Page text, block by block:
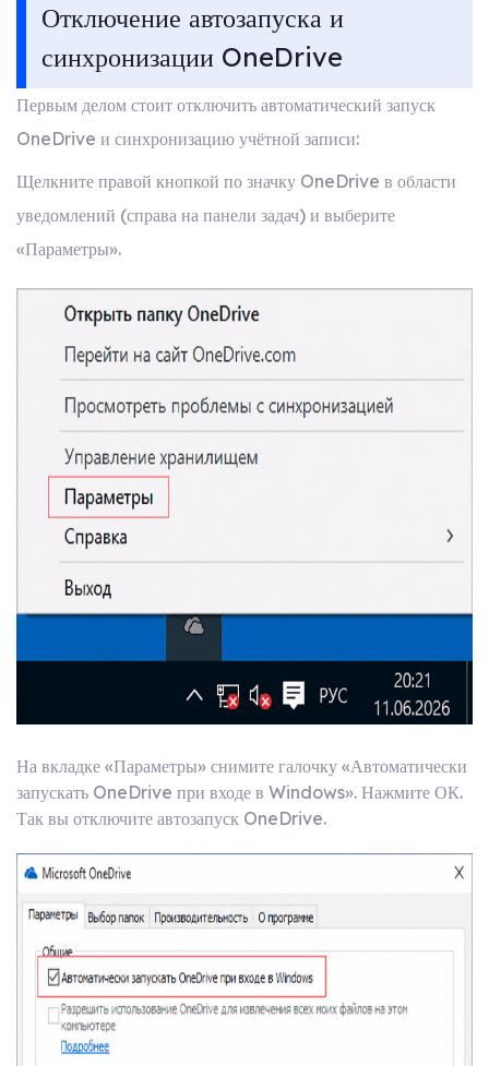
Отключение автозапуска и
синхронизации OneDrive
Первым делом стоит отключить автоматический запуск
OneDrive и синхронизацию учётной записи:
Щелкните правой кнопкой по значку OneDrive в области
уведомлений (справа на панели задач) и выберите
«Параметры».
На вкладке «Параметры» снимите галочку «Автоматически
запускать OneDrive при входе в Windows». Нажмите ОК.
Так вы отключите автозапуск OneDrive.